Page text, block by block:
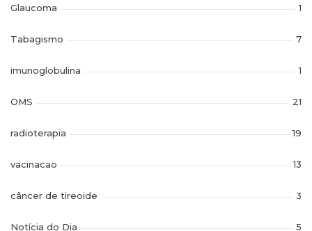
Glaucoma 1
Tabagismo 7
imunoglobulina 1
OMS 21
radioterapia 19
vacinacao 13
câncer de tireoide 3
Notícia do Dia 5